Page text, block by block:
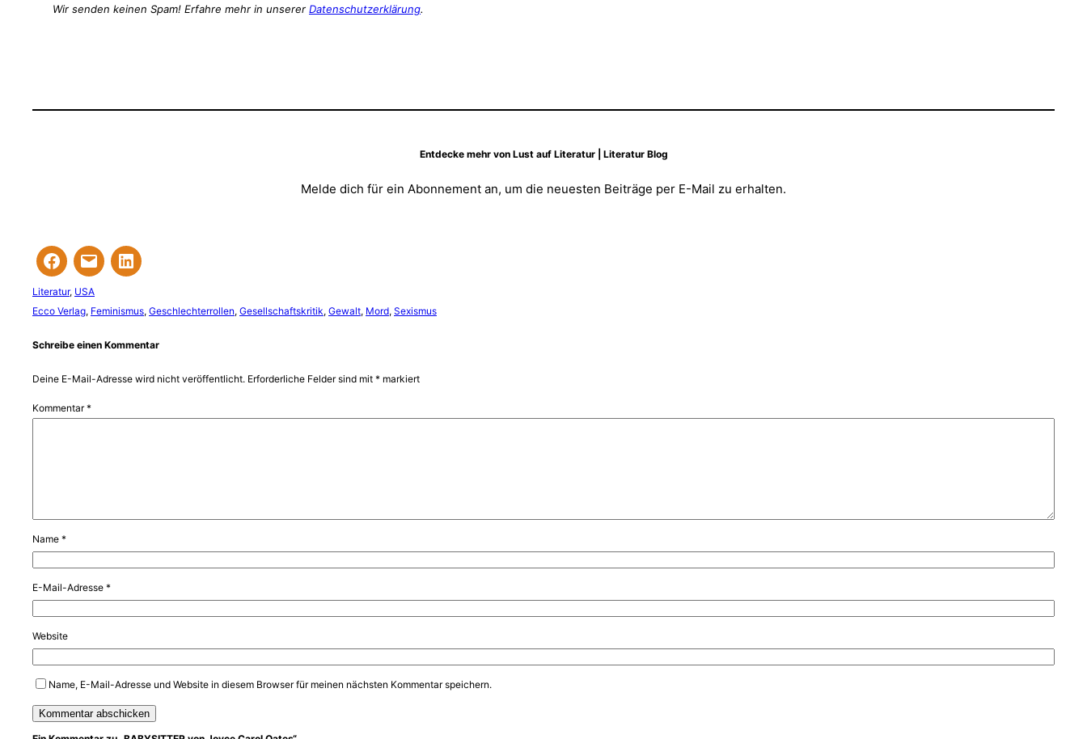
Wir senden keinen Spam! Erfahre mehr in unserer Datenschutzerklärung.
Entdecke mehr von Lust auf Literatur | Literatur Blog
Melde dich für ein Abonnement an, um die neuesten Beiträge per E-Mail zu erhalten.
Literatur, USA
Ecco Verlag, Feminismus, Geschlechterrollen, Gesellschaftskritik, Gewalt, Mord, Sexismus
Schreibe einen Kommentar
Deine E-Mail-Adresse wird nicht veröffentlicht. Erforderliche Felder sind mit * markiert
Kommentar*
Name *
E-Mail-Adresse *
Website
Name, E-Mail-Adresse und Website in diesem Browser für meinen nächsten Kommentar speichern.